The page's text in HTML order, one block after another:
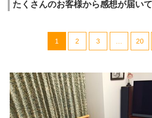
たくさんのお客様から感想が届い
1 2 3 20